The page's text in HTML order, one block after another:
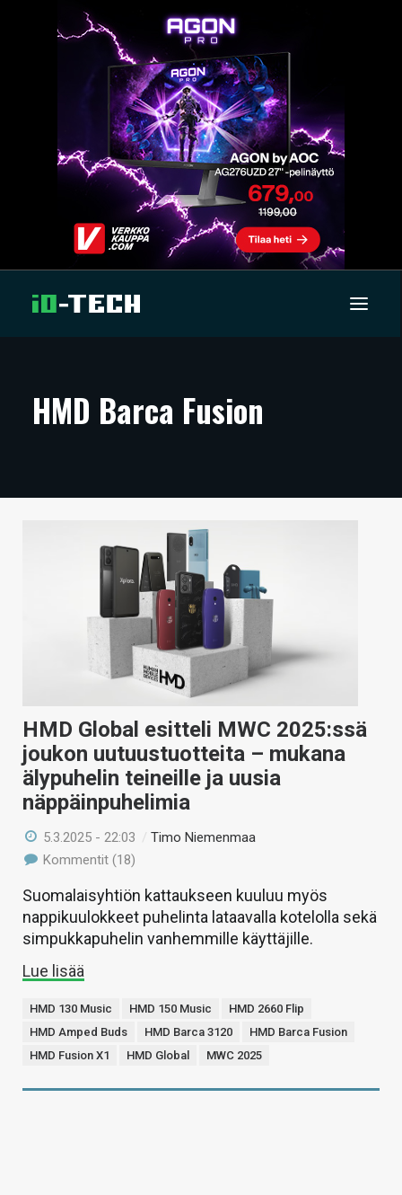
ARTIKKELIT
TECHBBS
HAKU
HMD Barca Fusion
HMD Global esitteli MWC 2025:ssä
joukon uutuustuotteita – mukana
älypuhelin teineille ja uusia
näppäinpuhelimia
5.3.2025 - 22:03 /Timo Niemenmaa
Kommentit (18)
Suomalaisyhtiön kattaukseen kuuluu myös
nappikuulokkeet puhelinta lataavalla kotelolla sekä
simpukkapuhelin vanhemmille käyttäjille.
Lue lisää
HMD 130 Music HMD 150 Music
HMD 2660 Flip
HMD Amped Buds
HMD Barca 3120
HMD Barca Fusion
HMD Fusion X1
HMD Global MWC 2025